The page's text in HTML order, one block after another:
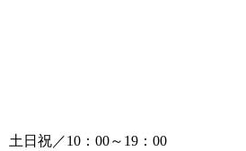
日祝／10：00～19：00